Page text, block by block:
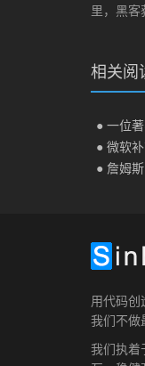
里，黑客
相关阅
● 微软
● 詹姆
用代码创
我们不做
我们执着